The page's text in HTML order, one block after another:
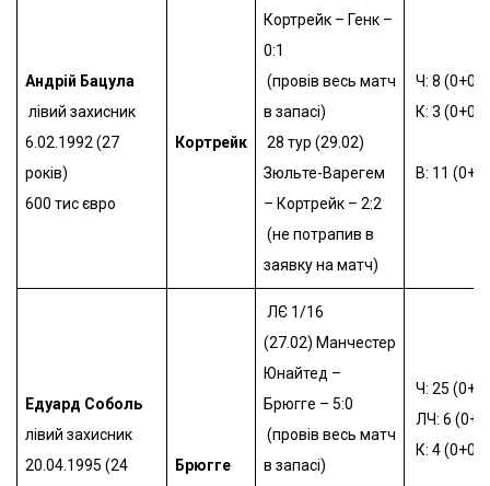
Андрій Бацула
лівий захисник
6.02.1992 (27
років)
600 тис євро
Кортрейк
Кортрейк – Генк –
0:1
(провів весь матч
в запасі)
28 тур (29.02)
Зюльте-Варегем
– Кортрейк – 2:2
(не потрапив в
заявку на матч)
Ч: 8 (0+0)
К: 3 (0+0)
В: 11 (0+0)
Едуард Соболь
лівий захисник
20.04.1995 (24
Брюгге
ЛЄ 1/16
(27.02) Манчестер
Юнайтед –
Брюгге – 5:0
(провів весь матч
в запасі)
Ч: 25 (0+3)
ЛЧ: 6
К: 4 (0+0)